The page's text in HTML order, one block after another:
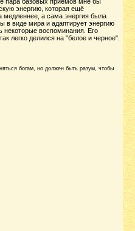
энергию, которая ещё
медленнее, а сама энергия была
в виде мира и адаптирует энергию
некоторые воспоминания. Его
легко делился на "белое и черное".
богам, но должен быть разум, чтобы